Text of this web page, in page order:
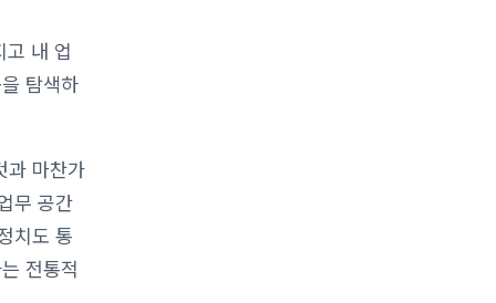
고 내 업
탐색하
과 마찬가
무 공간
치도 통
전통적